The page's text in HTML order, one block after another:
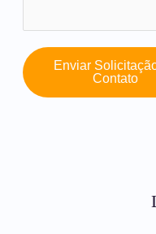
Enviar
Contato